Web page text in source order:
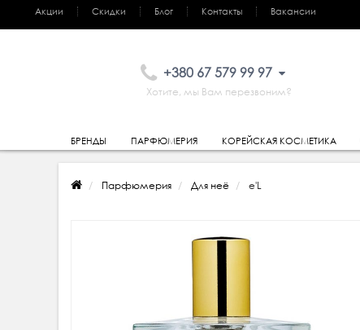
Акции Скидки Блог Контакты Вакансии
+380 67 579 99 97
Хотите, мы Вам перезвоним?
БРЕНДЫ ПАРФЮМЕРИЯ КОРЕЙСКАЯ КОСМЕТИКА
Парфюмерия Для неё e'L